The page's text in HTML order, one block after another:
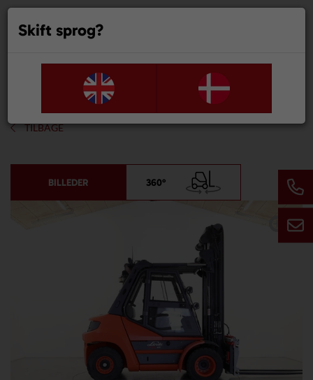
TILBAGE
BILLEDER 360°

Skift sprog?